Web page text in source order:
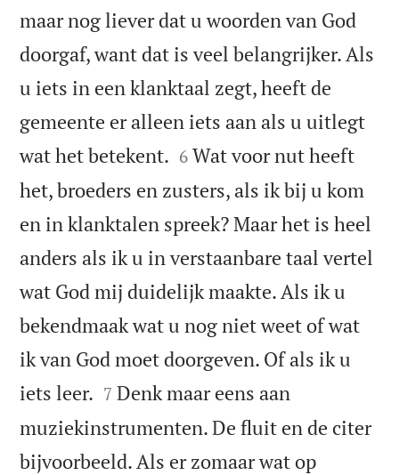
maar nog liever dat u woorden van God
doorgaf, want dat is veel belangrijker. Als
u iets in een klanktaal zegt, heeft de
gemeente er alleen iets aan als u uitlegt
wat het betekent. 

6 Wat voor nut heeft
het, broeders en zusters, als ik bij u kom
en in klanktalen spreek? Maar het is heel
anders als ik u in verstaanbare taal vertel
wat God mij duidelijk maakte. Als ik u
bekendmaak wat u nog niet weet of wat
ik van God moet doorgeven. Of als ik u
iets leer. 

7 Denk maar eens aan
muziekinstrumenten. De fluit en de citer
bijvoorbeeld. Als er zomaar wat op